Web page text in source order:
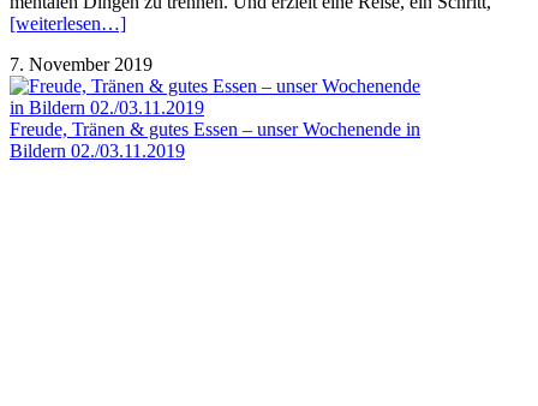
[weiterlesen…]
7. November 2019
Freude, Tränen & gutes Essen – unser Wochenende in
Bildern 02./03.11.2019